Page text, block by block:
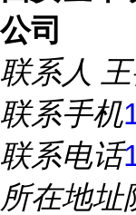
公司
联系人
联系手机
联系电话
所在地址